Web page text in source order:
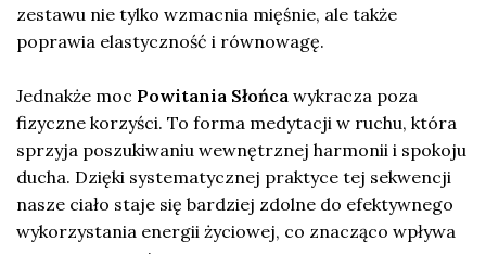
zestawu nie tylko wzmacnia mięśnie, ale także
poprawia elastyczność i równowagę.
Jednakże moc Powitania Słońca wykracza poza
fizyczne korzyści. To forma medytacji w ruchu, która
sprzyja poszukiwaniu wewnętrznej harmonii i spokoju
ducha. Dzięki systematycznej praktyce tej sekwencji
nasze ciało staje się bardziej zdolne do efektywnego
wykorzystania energii życiowej, co znacząco wpływa